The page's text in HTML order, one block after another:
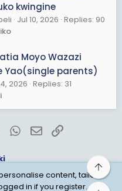
kwingine
Jul 10, 2026 Replies: 90
Moyo Wazazi
Yao(single parents)
2026 Replies: 31
RedditWhatsApp
EmailLink
content, tailor
in if you register.
Top